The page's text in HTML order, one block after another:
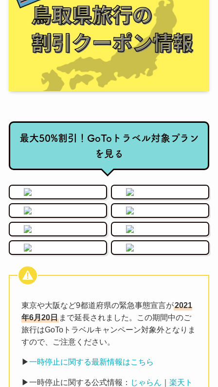
最大50%割引！GoToトラベル対象プラン
を見る
東京や大阪など9都道府県の緊急事態宣言が2021
年6月20日 まで延長されました。この期間中のご
旅行はGoToトラベルキャンペーン対象外となりま
すので、ご注意ください。
▶一時停止に関する最新情報はこちら
▶一時停止に関する公式情報： じゃらん ｜楽天ト